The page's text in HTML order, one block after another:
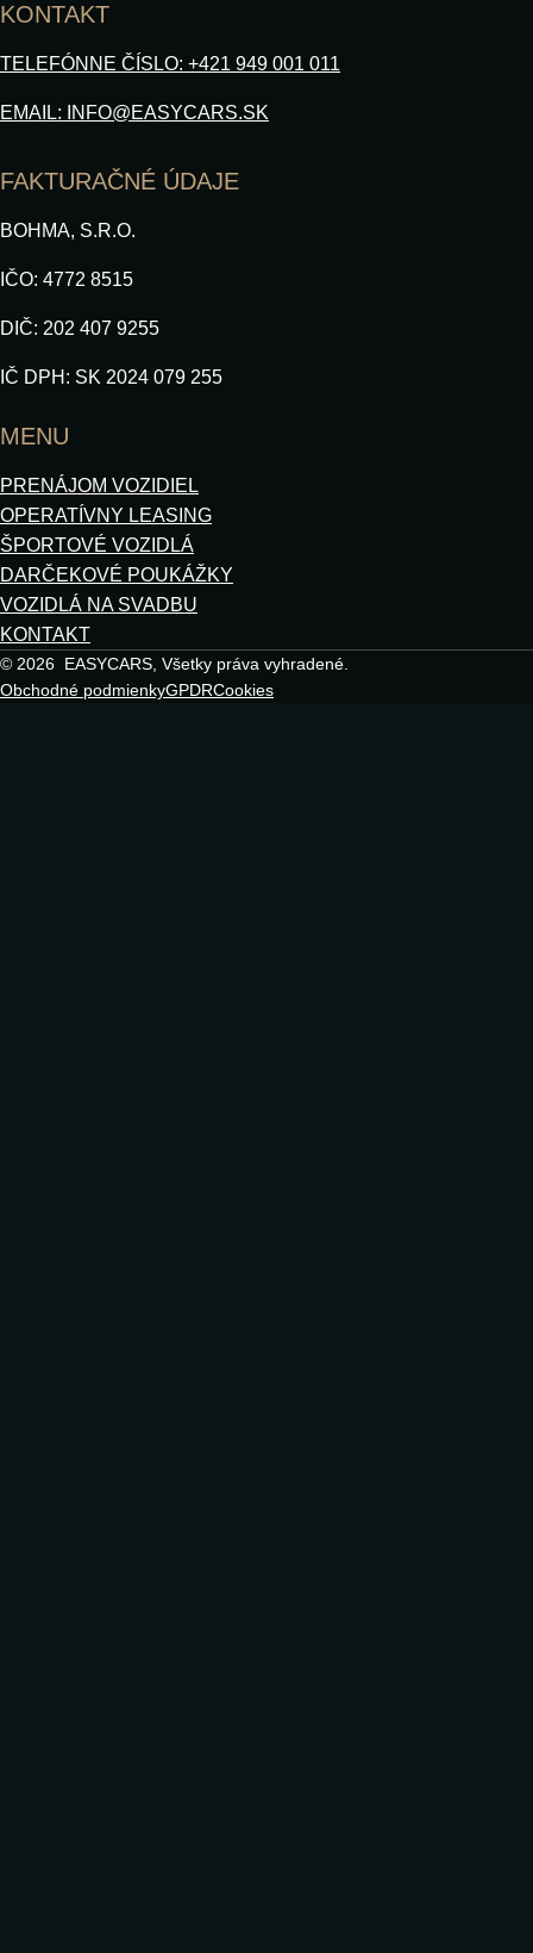
KONTAKT
TELEFÓNNE ČÍSLO: +421 949 001 011
EMAIL: INFO@EASYCARS.SK
FAKTURAČNÉ ÚDAJE
BOHMA, S.R.O.
IČO: 4772 8515
DIČ: 202 407 9255
IČ DPH: SK 2024 079 255
MENU
PRENÁJOM VOZIDIEL
OPERATÍVNY LEASING
ŠPORTOVÉ VOZIDLÁ
DARČEKOVÉ POUKÁŽKY
VOZIDLÁ NA SVADBU
KONTAKT
© 2026 EASYCARS, Všetky práva vyhradené.
Obchodné podmienkyGPDRCookies